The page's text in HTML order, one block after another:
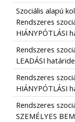
Szociális alapú
Rendszeres
HIÁNYPÓTLÁSI
Rendszeres
LEADÁSI
Rendszeres
HIÁNYPÓTLÁSI
Rendszeres
SZEMÉLYES